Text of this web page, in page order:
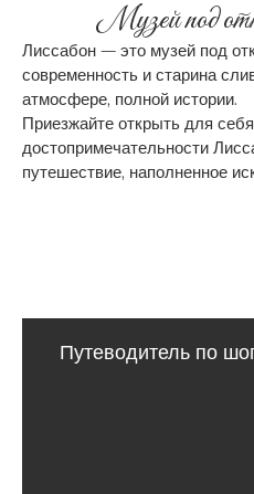
Музей под
Лиссабон — это музей под
современность и старина
атмосфере, полной истории.
Приезжайте открыть для
достопримечательности
путешествие, наполненное
Путеводитель по